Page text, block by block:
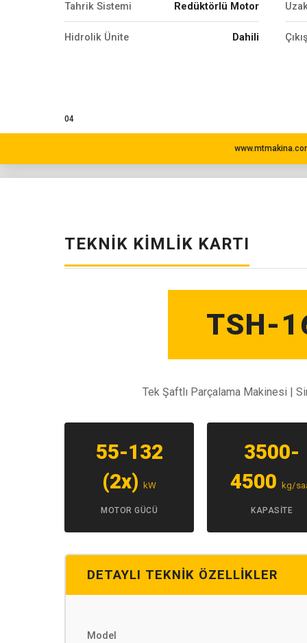
Tahrik Sistemi Redüktörlü Motor
Hidrolik Ünite Dahili
04
TEKNIK KIMLIK KARTI
TSH-
Tek Şaftlı Parçalama Makinesi |
55-132
(2x)kW
MOTOR GÜCÜ
3500-
4500
kg/
KAPASITE
DETAYLI TEKNIK ÖZELLIKLER
Model